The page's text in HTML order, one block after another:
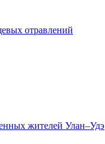
отравлений
жителей Улан–Удэ